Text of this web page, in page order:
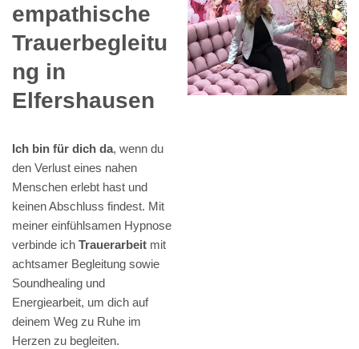
empathische
Trauerbegleitu
ng in
Elfershausen
Ich bin für dich da, wenn du
den Verlust eines nahen
Menschen erlebt hast und
keinen Abschluss findest. Mit
meiner einfühlsamen Hypnose
verbinde ich Trauerarbeit mit
achtsamer Begleitung sowie
Soundhealing und
Energiearbeit, um dich auf
deinem Weg zu Ruhe im
Herzen zu begleiten.